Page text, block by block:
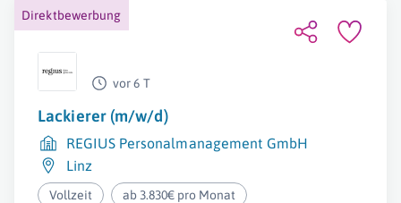
Direktbewerbung
vor 6 T
Lackierer (m/w/d) ️
REGIUS Personalmanagement GmbH
Linz
Vollzeit ab 3.830€ pro Monat